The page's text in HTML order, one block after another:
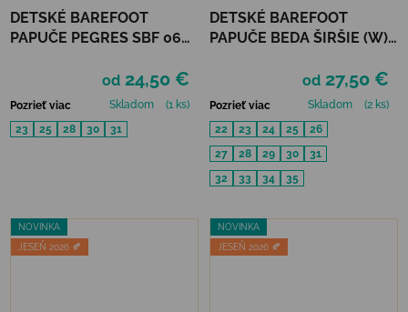
DETSKÉ BAREFOOT
PAPUČE PEGRES SBF 06U
od 24,50 €
Pozrieť viac Skladom
(1 ks)
23
25 28 30 31
DETSKÉ BAREFOOT
PAPUČE BEDA ŠIRŠIE (W)
od 27,50 €
Pozrieť viac Skladom
(2 ks)
22
23 24 25
26
27
28 29 30
31
32
33 34 35
NOVINKA
JESEŇ 2026 🍂
NOVINKA
JESEŇ 2026 🍂